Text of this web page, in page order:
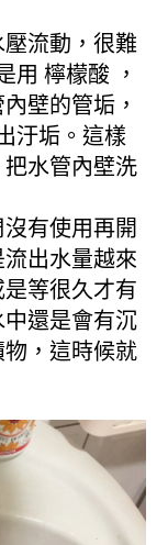
流動，很難
用 檸檬酸 ，
壁的管垢，
汙垢。這樣
水管內壁洗
有使用再開
出水量越來
等很久才有
還是會有沉
，這時候就